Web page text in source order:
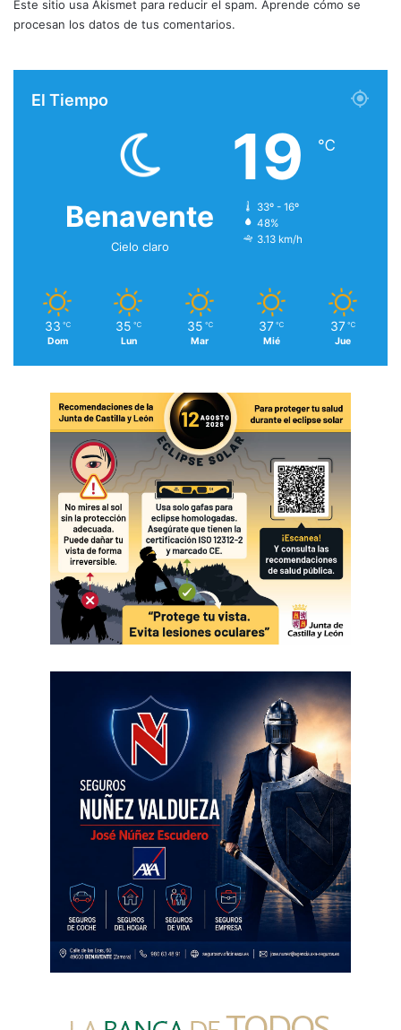
Este sitio usa Akismet para reducir el spam. Aprende cómo se
procesan los datos de tus comentarios.
El Tiempo
Benavente
Cielo claro
19 ℃
33º - 16º
48%
3.13 km/h
33 ℃
Dom
35 ℃
Lun
35 ℃
Mar
37 ℃
Mié
37 ℃
Jue